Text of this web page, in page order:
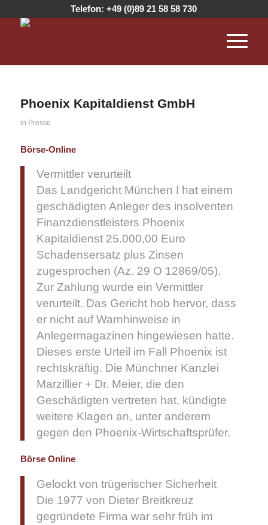
Telefon:+49 (0)89 21 58 58 730
Phoenix Kapitaldienst GmbH
in Presse
Börse-Online
Vermittler verurteilt
Das Landgericht München I hat einem
geschädigten Anleger des insolventen
Finanzdienstleisters Phoenix
Kapitaldienst 25.000,00 Euro
Schadensersatz plus Zinsen
zugesprochen (Az. 29 O 12869/05).
Zur Zahlung wurde ein Vermittler
verurteilt. Das Gericht hob hervor, dass
er nicht auf Warnhinweise in
Anlegermagazinen hingewiesen hatte.
Dieses erste Urteil im Fall Phoenix ist
rechtskräftig. Die Münchner Kanzlei
Marzillier + Dr. Meier, die den
Geschädigten vertreten hat, kündigte
weitere Klagen an, unter anderem
gegen den Phoenix-Wirtschaftsprüfer.
Börse Online
Gelockt von trügerischer Sicherheit
Die 1977 von Dieter Breitkreuz
gegründete Firma war sehr früh im